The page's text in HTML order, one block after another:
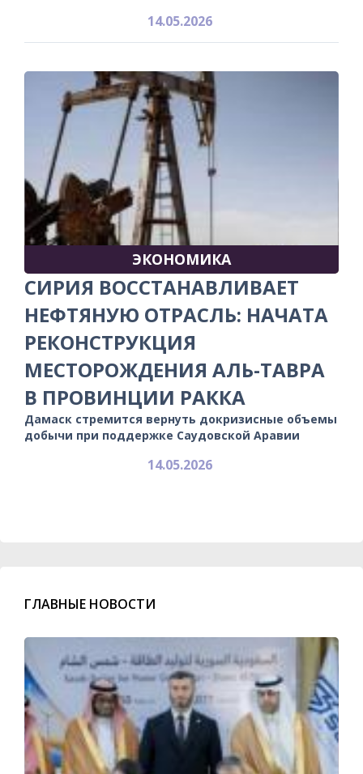
14.05.2026
ЭКОНОМИКА
СИРИЯ ВОССТАНАВЛИВАЕТ
НЕФТЯНУЮ ОТРАСЛЬ: НАЧАТА
РЕКОНСТРУКЦИЯ
МЕСТОРОЖДЕНИЯ АЛЬ-ТАВРА
В ПРОВИНЦИИ РАККА
Дамаск стремится вернуть докризисные объемы
добычи при поддержке Саудовской Аравии
14.05.2026
ГЛАВНЫЕ НОВОСТИ